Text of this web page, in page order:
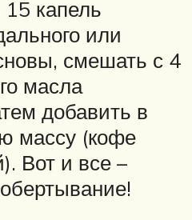
капель
или
смешать с 4
масла
добавить в
массу (кофе
Вот и все –